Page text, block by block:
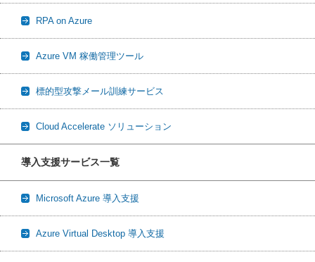
RPA on Azure
Azure VM 稼働管理ツール
標的型攻撃メール訓練サービス
Cloud Accelerate ソリューション
導入支援サービス一覧
Microsoft Azure 導入支援
Azure Virtual Desktop 導入支援